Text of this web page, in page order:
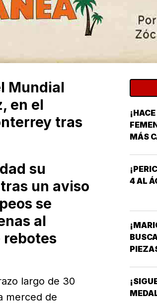
Mundial
en el
tras
su
un aviso
se
al
rebotes
largo de 30
merced de
MÁS
4 AL